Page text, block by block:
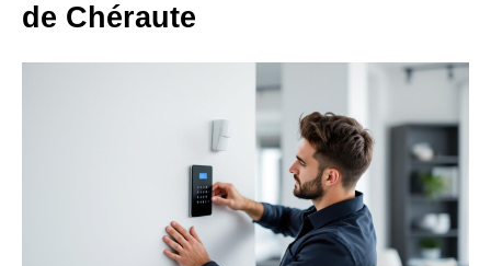
de Chéraute